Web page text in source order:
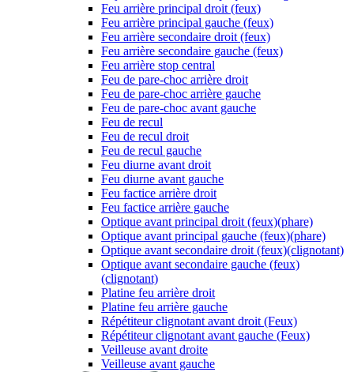
Feu arrière principal droit (feux)
Feu arrière principal gauche (feux)
Feu arrière secondaire droit (feux)
Feu arrière secondaire gauche (feux)
Feu arrière stop central
Feu de pare-choc arrière droit
Feu de pare-choc arrière gauche
Feu de pare-choc avant gauche
Feu de recul
Feu de recul droit
Feu de recul gauche
Feu diurne avant droit
Feu diurne avant gauche
Feu factice arrière droit
Feu factice arrière gauche
Optique avant principal droit (feux)(phare)
Optique avant principal gauche (feux)(phare)
Optique avant secondaire droit (feux)(clignotant)
Optique avant secondaire gauche (feux)
(clignotant)
Platine feu arrière droit
Platine feu arrière gauche
Répétiteur clignotant avant droit (Feux)
Répétiteur clignotant avant gauche (Feux)
Veilleuse avant droite
Veilleuse avant gauche